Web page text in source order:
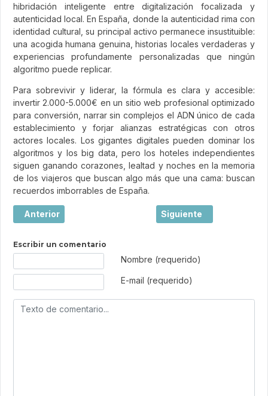
hibridación inteligente entre digitalización focalizada y
autenticidad local. En España, donde la autenticidad rima con
identidad cultural, su principal activo permanece insustituible:
una acogida humana genuina, historias locales verdaderas y
experiencias profundamente personalizadas que ningún
algoritmo puede replicar.
Para sobrevivir y liderar, la fórmula es clara y accesible:
invertir 2.000-5.000€ en un sitio web profesional optimizado
para conversión, narrar sin complejos el ADN único de cada
establecimiento y forjar alianzas estratégicas con otros
actores locales. Los gigantes digitales pueden dominar los
algoritmos y los big data, pero los hoteles independientes
siguen ganando corazones, lealtad y noches en la memoria
de los viajeros que buscan algo más que una cama: buscan
recuerdos imborrables de España.
Artículo anterior: Viajar: mucho más que hacer turismo
Anterior Artículo siguiente: El
Siguiente
Escribir un comentario
Nombre (requerido)
E-mail (requerido)